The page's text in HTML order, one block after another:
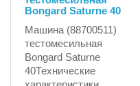
Bongard Saturne 40
Машина (88700511)
тестомесильная
Bongard Saturne
40Технические